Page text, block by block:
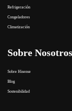
Refrigeración
Congeladores
Climatización
Sobre Nosotros
Sobre Hisense
Blog
Sostenibilidad